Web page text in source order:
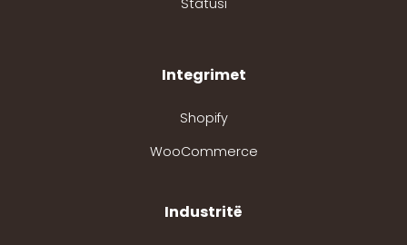
Statusi
Integrimet
Shopify
WooCommerce
Industritë